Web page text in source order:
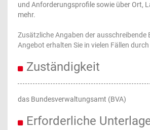
und Anforderungsprofile sowie über Ort,
mehr.
Zusätzliche Angaben der ausschreibende
Angebot erhalten Sie in vielen Fällen
Zuständigkeit
das Bundesverwaltungsamt (BVA)
Erforderliche